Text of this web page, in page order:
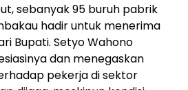
sebanyak 95 buruh pabrik
hadir untuk menerima
Bupati. Setyo Wahono
dan menegaskan
pekerja di sektor